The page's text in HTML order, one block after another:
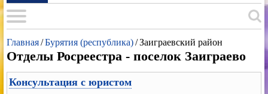
Главная/Бурятия (республика)/Заиграевский район
Отделы Росреестра - поселок Заиграево
Консультация с юристом